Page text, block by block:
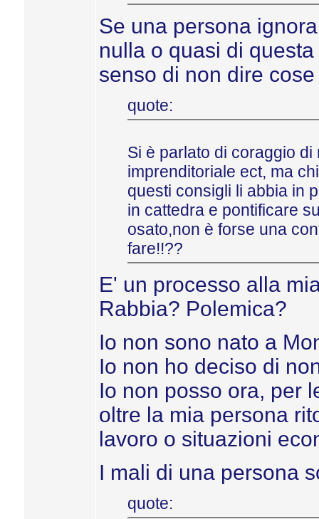
Se una persona
nulla o quasi di
senso di non dire
quote:
Si è parlato di coraggio
imprenditoriale ect, ma
questi consigli li abbia in
in cattedra e pontificare
osato,non è forse una
fare!!??
E' un processo alla
Rabbia? Polemica?
Io non sono nato a
Io non ho deciso di
Io non posso ora, per
oltre la mia persona
lavoro o situazioni
I mali di una persona
quote: